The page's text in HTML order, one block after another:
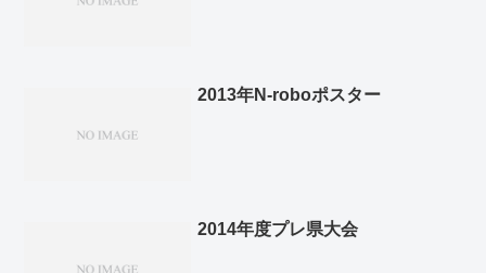
2013年N-roboポスター
2014年度プレ県大会